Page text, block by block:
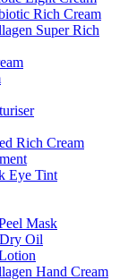
Rich Cream
Super Rich
Rich Cream
Eye Tint
Mask
Oil
Hand Cream